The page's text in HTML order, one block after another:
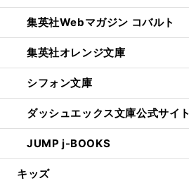
集英社Webマガジン コバルト
集英社オレンジ文庫
シフォン文庫
ダッシュエックス文庫公式サイト
JUMP j-BOOKS
キッズ